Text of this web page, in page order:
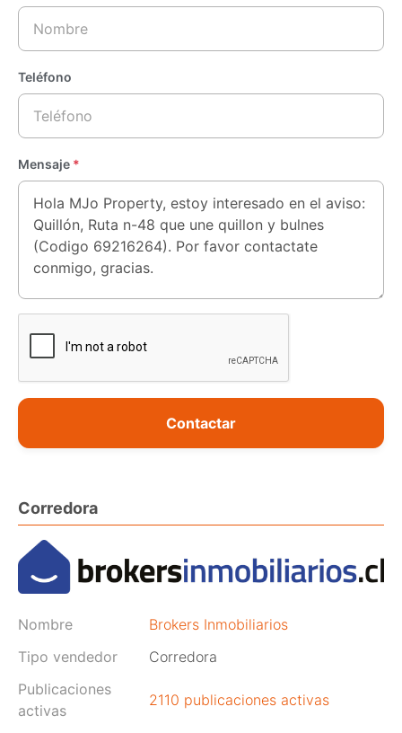
Teléfono
Mensaje *
Contactar
Corredora
Nombre
Brokers Inmobiliarios
Tipo vendedor
Corredora
Publicaciones
activas
2110 publicaciones activas